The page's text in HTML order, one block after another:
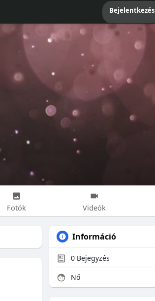
Bejelentkezés
Fotók Videók
Információ
0 Bejegyzés
Nő